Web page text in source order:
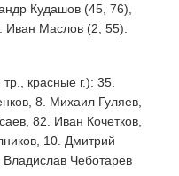
Кудашов (45, 76),
Иван Маслов (2, 55).
красные г.): 35.
8. Михаил Гуляев,
82. Иван Кочетков,
10. Дмитрий
Чеботарев